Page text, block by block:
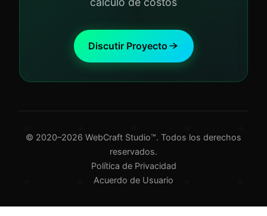
Discutir Proyecto
© 2020–2026 WebCraft Studio™. Todos los derechos
reservados.
Política de Privacidad
Acuerdo de Usuario